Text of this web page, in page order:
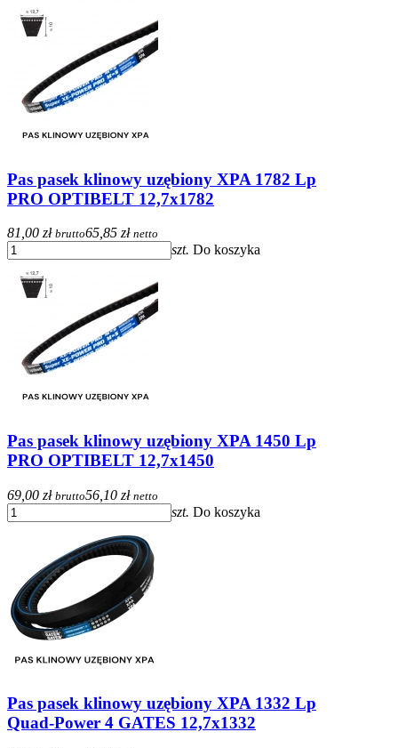
Pas pasek klinowy uzębiony XPA 1782 Lp
PRO OPTIBELT 12,7x1782
81,00 zł brutto65,85 zł netto
szt. Do koszyka
Pas pasek klinowy uzębiony XPA 1450 Lp
PRO OPTIBELT 12,7x1450
69,00 zł brutto56,10 zł netto
szt. Do koszyka
Pas pasek klinowy uzębiony XPA 1332 Lp
Quad-Power 4 GATES 12,7x1332